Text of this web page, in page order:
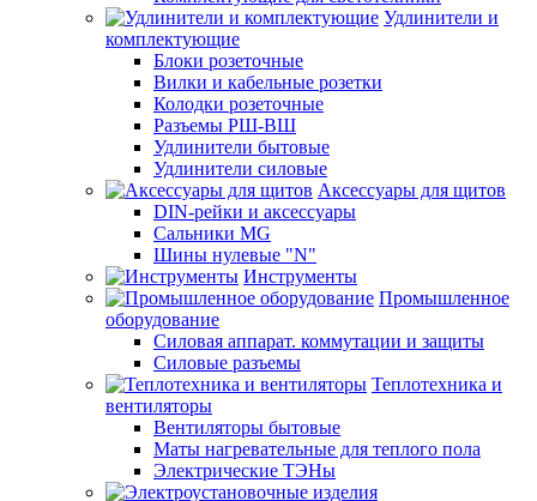
Удлинители и
комплектующие
Блоки розеточные
Вилки и кабельные розетки
Колодки розеточные
Разъемы РШ-ВШ
Удлинители бытовые
Удлинители силовые
Аксессуары для щитов
DIN-рейки и аксессуары
Сальники MG
Шины нулевые "N"
Инструменты
Промышленное
оборудование
Силовая аппарат. коммутации и защиты
Силовые разъемы
Теплотехника и
вентиляторы
Вентиляторы бытовые
Маты нагревательные для теплого пола
Электрические ТЭНы